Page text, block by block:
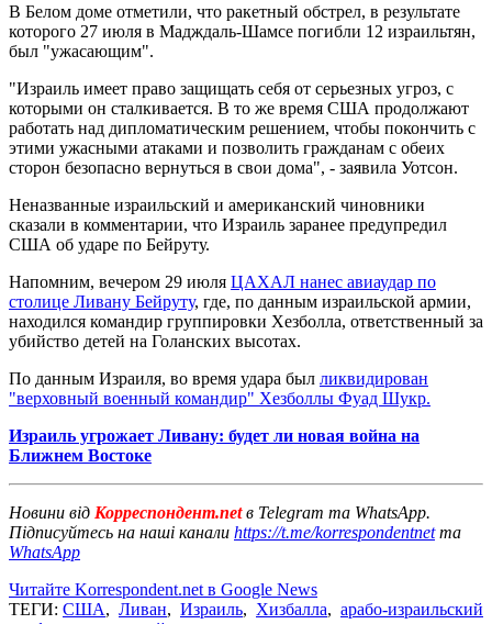
В Белом доме отметили, что ракетный обстрел, в результате
которого 27 июля в Мадждаль-Шамсе погибли 12 израильтян,
был "ужасающим".
"Израиль имеет право защищать себя от серьезных угроз, с
которыми он сталкивается. В то же время США продолжают
работать над дипломатическим решением, чтобы покончить с
этими ужасными атаками и позволить гражданам с обеих
сторон безопасно вернуться в свои дома", - заявила Уотсон.
Неназванные израильский и американский чиновники
сказали в комментарии, что Израиль заранее предупредил
США об ударе по Бейруту.
Напомним, вечером 29 июля ЦАХАЛ нанес авиаудар по
столице Ливану Бейруту, где, по данным израильской армии,
находился командир группировки Хезболла, ответственный за
убийство детей на Голанских высотах.
По данным Израиля, во время удара был ликвидирован
"верховный военный командир" Хезболлы Фуад Шукр.
Израиль угрожает Ливану: будет ли новая война на
Ближнем Востоке
Новини від Корреспондент.netв Telegram та WhatsApp.
Підписуйтесь на наші канали https://t.me/korrespondentnetта
WhatsApp
Читайте Korrespondent.net в Google News
ТЕГИ: США, Ливан, Израиль, Хизбалла, арабо-израильский